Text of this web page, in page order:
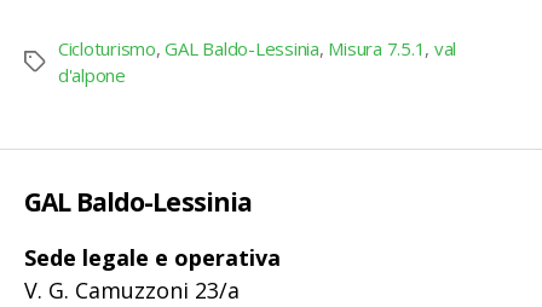
Tag
Cicloturismo,GAL Baldo-Lessinia, Misura 7.5.1 , val
d'alpone
GAL Baldo-Lessinia
Sede legale e operativa
V. G. Camuzzoni 23/a